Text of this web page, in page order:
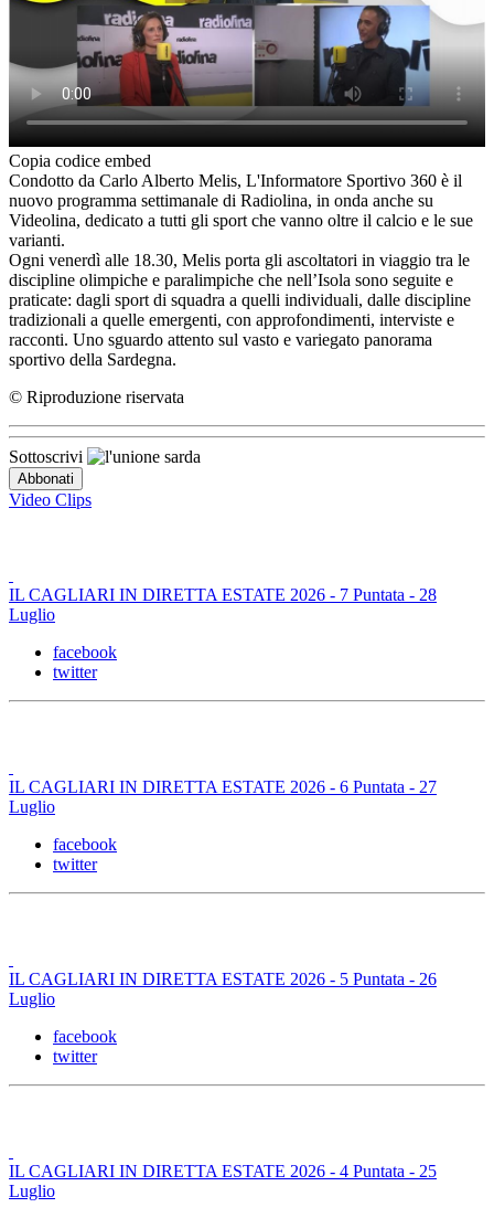
Copia codice embed
Condotto da Carlo Alberto Melis, L'Informatore Sportivo 360 è il
nuovo programma settimanale di Radiolina, in onda anche su
Videolina, dedicato a tutti gli sport che vanno oltre il calcio e le sue
varianti.
Ogni venerdì alle 18.30, Melis porta gli ascoltatori in viaggio tra le
discipline olimpiche e paralimpiche che nell’Isola sono seguite e
praticate: dagli sport di squadra a quelli individuali, dalle discipline
tradizionali a quelle emergenti, con approfondimenti, interviste e
racconti. Uno sguardo attento sul vasto e variegato panorama
sportivo della Sardegna.
© Riproduzione riservata
Sottoscrivi
Video Clips
IL CAGLIARI IN DIRETTA ESTATE 2026 - 7 Puntata - 28
Luglio
facebook
twitter
IL CAGLIARI IN DIRETTA ESTATE 2026 - 6 Puntata - 27
Luglio
facebook
twitter
IL CAGLIARI IN DIRETTA ESTATE 2026 - 5 Puntata - 26
Luglio
facebook
twitter
IL CAGLIARI IN DIRETTA ESTATE 2026 - 4 Puntata - 25
Luglio